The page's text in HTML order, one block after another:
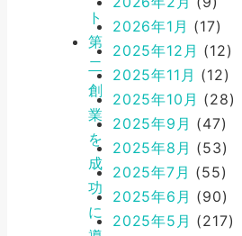
ト
第
二
創
業
を
成
功
に
2026年1月 (17)
2025年12月 (12)
2025年11月 (12)
2025年10月 (28)
2025年9月 (47)
2025年8月 (53)
2025年7月 (55)
2025年6月 (90)
2025年5月 (217)